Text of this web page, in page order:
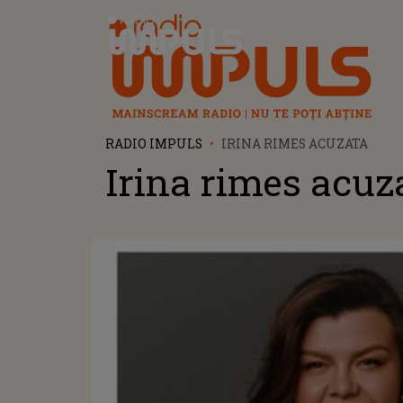
Radio Impuls
RADIO IMPULS IRINA RIMES ACUZATA
Irina rimes